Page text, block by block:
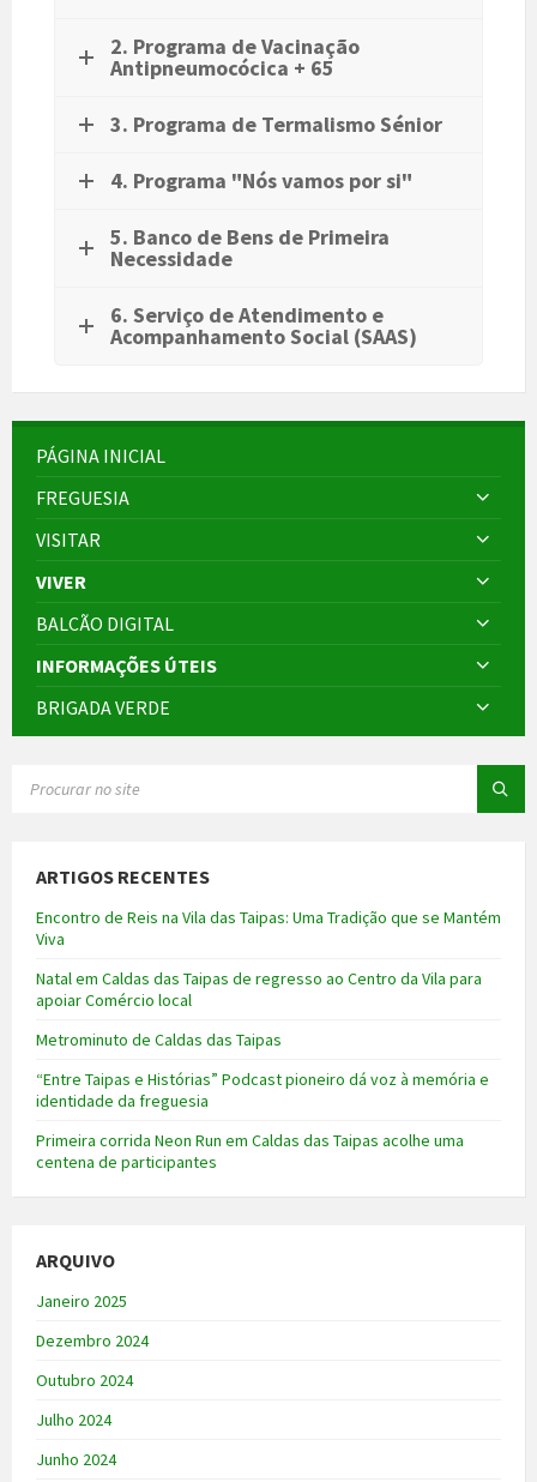
2. Programa de Vacinação
Antipneumocócica + 65
3. Programa de Termalismo Sénior
4. Programa "Nós vamos por si"
5. Banco de Bens de Primeira
Necessidade
6. Serviço de Atendimento e
Acompanhamento Social (SAAS)
PÁGINA INICIAL
FREGUESIA
VISITAR
VIVER
BALCÃO DIGITAL
INFORMAÇÕES ÚTEIS
BRIGADA VERDE
ARTIGOS RECENTES
Encontro de Reis na Vila das Taipas: Uma Tradição que se Mantém
Viva
Natal em Caldas das Taipas de regresso ao Centro da Vila para
apoiar Comércio local
Metrominuto de Caldas das Taipas
“Entre Taipas e Histórias” Podcast pioneiro dá voz à memória e
identidade da freguesia
Primeira corrida Neon Run em Caldas das Taipas acolhe uma
centena de participantes
ARQUIVO
Janeiro 2025
Dezembro 2024
Outubro 2024
Julho 2024
Junho 2024